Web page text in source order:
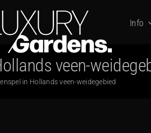
Info
veen-
in Hollands veen-weidegebied